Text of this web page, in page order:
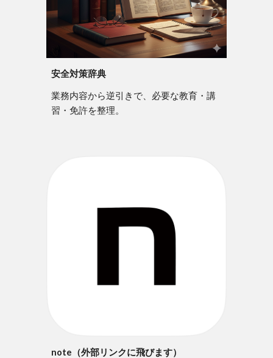
安全対策辞典
業務内容から逆引きで、必要な教育・講
習・免許を整理。
note（外部リンクに飛びます）